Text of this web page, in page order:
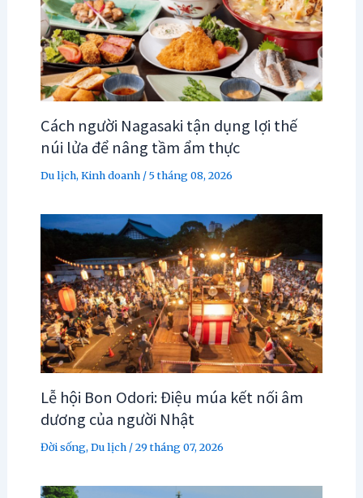
Cách người Nagasaki tận dụng lợi thế
núi lửa để nâng tầm ẩm thực
Du lịch, Kinh doanh/5 tháng 08, 2026
Lễ hội Bon Odori: Điệu múa kết nối âm
dương của người Nhật
Đời sống, Du lịch/29 tháng 07, 2026